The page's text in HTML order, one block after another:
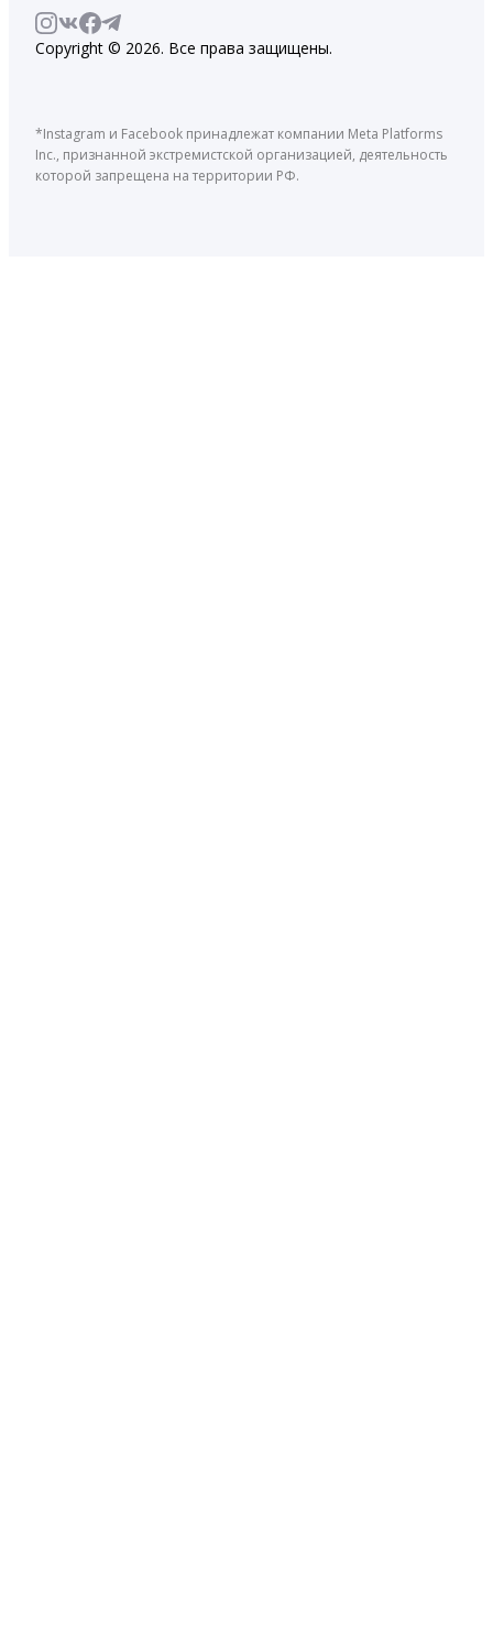
Copyright © 2026. Все права защищены.
*Instagram и Facebook принадлежат компании Meta Platforms
Inc., признанной экстремистской организацией, деятельность
которой запрещена на территории РФ.